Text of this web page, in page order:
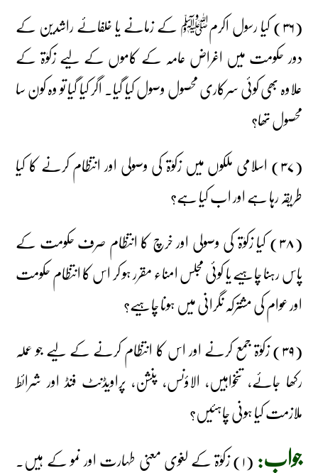
(۳۶) کیا رسول اکرمﷺ کے زمانے یا خلفائے راشدین کے
دور حکومت میں اغراض عامہ کے کاموں کے لیے زکوٰۃ کے
علاوہ بھی کوئی سرکاری محصول وصول کیا گیا۔ اگر کیا گیا تو وہ کون سا
محصول تھا؟
(۳۷) اسلامی ملکوں میں زکوٰۃ کی وصولی اور انتظام کرنے کا کیا
طریقہ رہا ہے اور اب کیا ہے؟
(۳۸) کیا زکوٰۃ کی وصولی اور خرچ کا انتظام صرف حکومت کے
پاس رہنا چاہیے یا کوئی مجلس امناء مقرر ہو کر اس کا انتظام حکومت
اور عوام کی مشترکہ نگرانی میں ہونا چاہیے؟
(۳۹) زکوٰۃ جمع کرنے اور اس کا انتظام کرنے کے لیے جو عملہ
رکھا جائے، تنخواہیں، الاؤنس، پنشن، پراویڈنٹ فنڈ اور شرائط
ملازمت کیا ہونی چاہئیں؟
جواب: (۱) زکوٰۃ کے لغوی معنی طہارت اور نمو کے ہیں۔